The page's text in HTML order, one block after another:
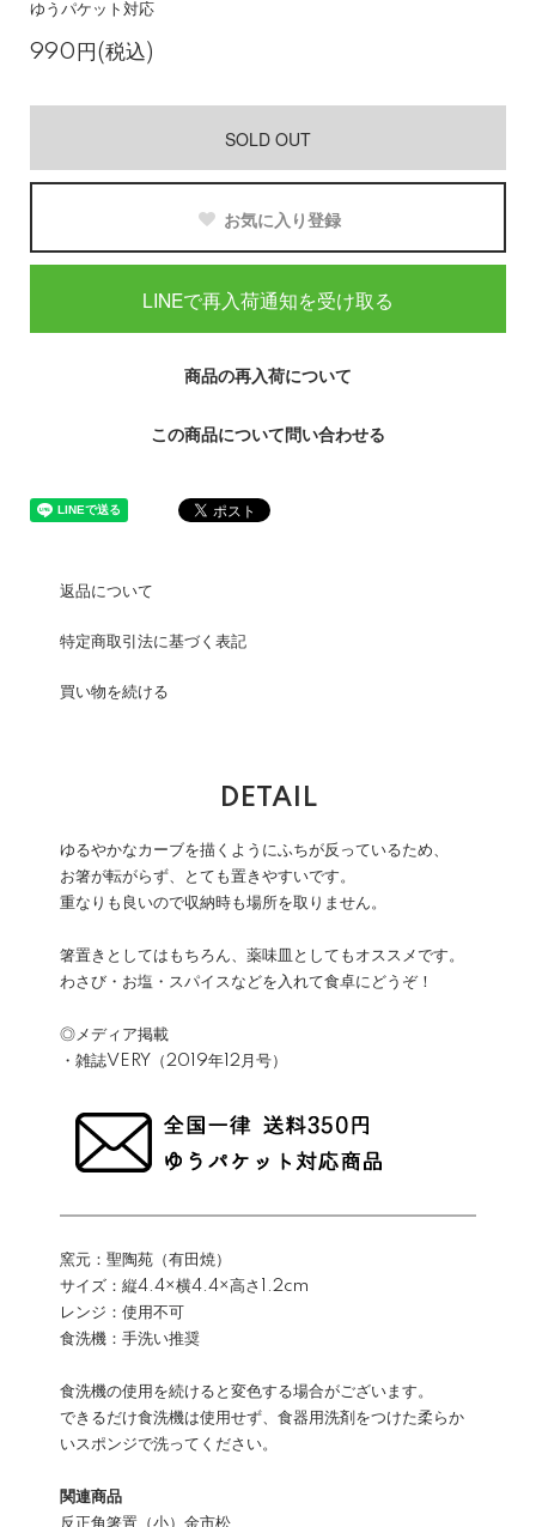
ゆうパケット対応
990円(税込)
SOLD OUT
お気に入り登録
LINEで再入荷通知を受け取る
商品の再入荷について
この商品について問い合わせる
返品について
特定商取引法に基づく表記
買い物を続ける
DETAIL
ゆるやかなカーブを描くようにふちが反っているため、
お箸が転がらず、とても置きやすいです。
重なりも良いので収納時も場所を取りません。
箸置きとしてはもちろん、薬味皿としてもオススメです。
わさび・お塩・スパイスなどを入れて食卓にどうぞ！
◎メディア掲載
・雑誌VERY（2019年12月号）
窯元：聖陶苑（有田焼）
サイズ：縦4.4×横4.4×高さ1.2cm
レンジ：使用不可
食洗機：手洗い推奨
食洗機の使用を続けると変色する場合がございます。
できるだけ食洗機は使用せず、食器用洗剤をつけた柔らか
いスポンジで洗ってください。
関連商品
反正角箸置（小）金市松